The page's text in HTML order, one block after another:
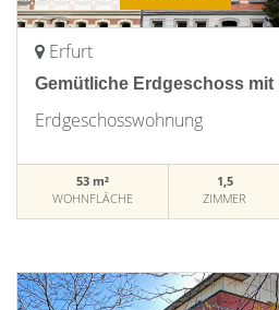
Erfurt
Gemütliche Erdgeschoss
Erdgeschosswohnung
53 m²
WOHNFLÄCHE
1,5
ZIMMER